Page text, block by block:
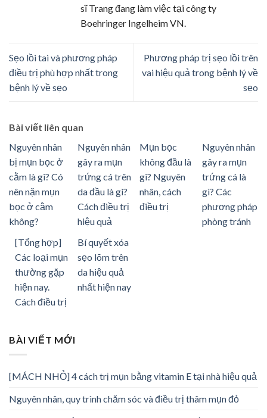
sĩ Trang đang làm việc tại công ty
Boehringer Ingelheim VN.
Sẹo lồi tai và phương pháp
điều trị phù hợp nhất trong
bệnh lý về sẹo
Phương pháp trị sẹo lồi trên
vai hiệu quả trong bệnh lý về
sẹo
Bài viết liên quan
Nguyên nhân
bị mụn bọc ở
cằm là gì? Có
nên nặn mụn
bọc ở cằm
không?
Nguyên nhân
gây ra mụn
trứng cá trên
da đầu là gì?
Cách điều trị
hiệu quả
Mụn bọc
không đầu là
gì? Nguyên
nhân, cách
điều trị
Nguyên nhân
gây ra mụn
trứng cá là
gì? Các
phương pháp
phòng tránh
[Tổng hợp]
Các loại mụn
thường gặp
hiện nay.
Cách điều trị
Bí quyết xóa
sẹo lõm trên
da hiệu quả
nhất hiện nay
BÀI VIẾT MỚI
[MÁCH NHỎ] 4 cách trị mụn bằng vitamin E tại nhà hiệu quả
Nguyên nhân, quy trình chăm sóc và điều trị thâm mụn đỏ